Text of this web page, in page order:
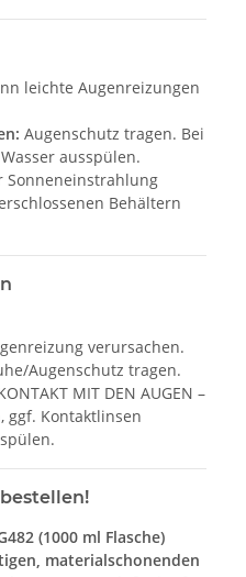
leichte Augenreizungen
Augenschutz tragen. Bei
ausspülen.
Sonneneinstrahlung
Behältern
verursachen.
Augenschutz tragen.
MIT DEN AUGEN –
ggf. Kontaktlinsen
(1000 ml Flasche)
materialschonenden